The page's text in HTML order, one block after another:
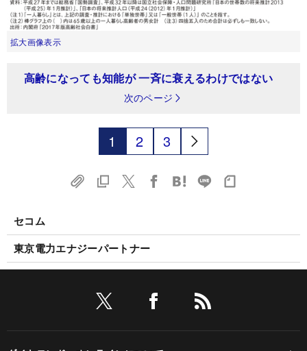
拡大画像表示
高齢になっても知能が 一斉に衰えるわけではない
次のページ
1 2 3
セコム
東京電力エナジーパートナー